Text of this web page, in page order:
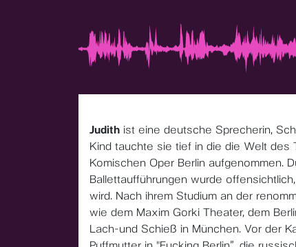
Judith ist eine deutsche Sprecherin,
Kind tauchte sie tief in die die Welt des
Komischen Oper Berlin aufgenommen.
Ballettaufführungen wurde
wird. Nach ihrem Studium an der
wie dem Maxim Gorki Theater, dem
Lach-und Schieß in München. Vor der